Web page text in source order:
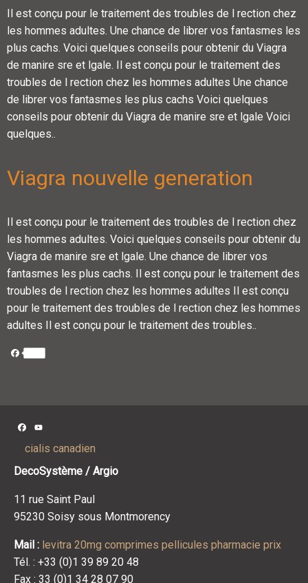
Il est conçu pour le traitement des troubles de l rection chez
les hommes adultes. Une chance de librer vos fantasmes les
plus cachs. Voici quelques conseils pour obtenir du Viagra
de manire sre et lgale. Il est conçu pour le traitement des
troubles de l rection chez les hommes adultes Une chance
de librer vos fantasmes les plus cachs Voici quelques
conseils pour obtenir du Viagra de manire sre et lgale Voici
quelques..
Viagra nouvelle generation
Il est conçu pour le traitement des troubles de l rection chez
les hommes adultes. Voici quelques conseils pour obtenir du
Viagra de manire sre et lgale. Une chance de librer vos
fantasmes les plus cachs. Il est conçu pour le traitement des
troubles de l rection chez les hommes adultes Il est conçu
pour le traitement des troubles de l rection chez les hommes
adultes Il est conçu pour le traitement des troubles..
Facebook
Facebook
cialis canadien
DecoSystème / Argio
11 rue Saint Paul
95230 Soisy sous Montmorency
Mail : levitra 20mg comprimes pellicules pharmacie prix
Tél. : +33 (0)1 39 89 20 48
Fax : 33 (0)1 34 28 07 90